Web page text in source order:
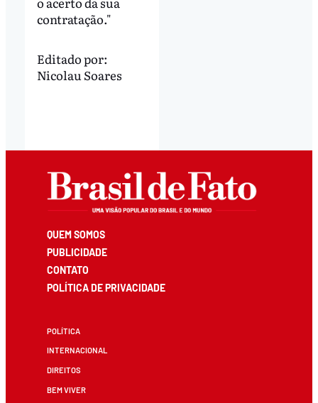
contratação."
Editado por:
Nicolau Soares
QUEM SOMOS
PUBLICIDADE
CONTATO
POLÍTICA DE PRIVACIDADE
POLÍTICA
INTERNACIONAL
DIREITOS
BEM VIVER